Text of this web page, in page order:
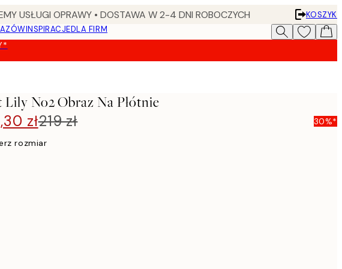
USŁUGI OPRAWY • DOSTAWA W 2-4 DNI ROBOCZYCH
KOSZYK
INSPIRACJEDLA FIRM
Lily No2 Obraz Na Płótnie
zł219 zł 30%*
rozmiar